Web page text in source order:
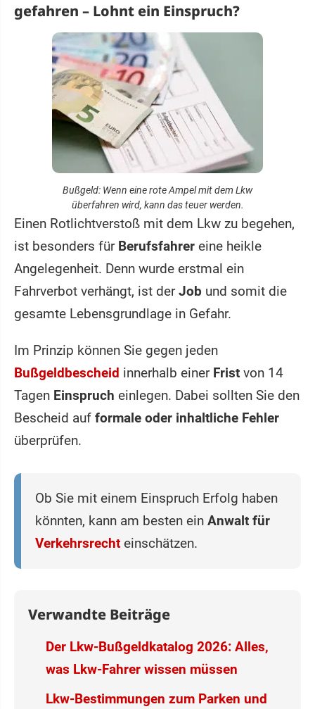
gefahren – Lohnt ein Einspruch?
Bußgeld: Wenn eine rote Ampel mit dem Lkw
überfahren wird, kann das teuer werden.
Einen Rotlichtverstoß mit dem Lkw zu begehen,
ist besonders für Berufsfahrer eine heikle
Angelegenheit. Denn wurde erstmal ein
Fahrverbot verhängt, ist derJob und somit die
gesamte Lebensgrundlage in Gefahr.
Im Prinzip können Sie gegen jeden
Bußgeldbescheid innerhalb einer Frist von 14
Tagen Einspruch einlegen. Dabei sollten Sie den
Bescheid auf formale oder inhaltliche Fehler
überprüfen.
Ob Sie mit einem Einspruch Erfolg haben
könnten, kann am besten ein Anwalt für
Verkehrsrecht einschätzen.
Verwandte Beiträge
Der Lkw-Bußgeldkatalog 2026: Alles,
was Lkw-Fahrer wissen müssen
Lkw-Bestimmungen zum Parken und